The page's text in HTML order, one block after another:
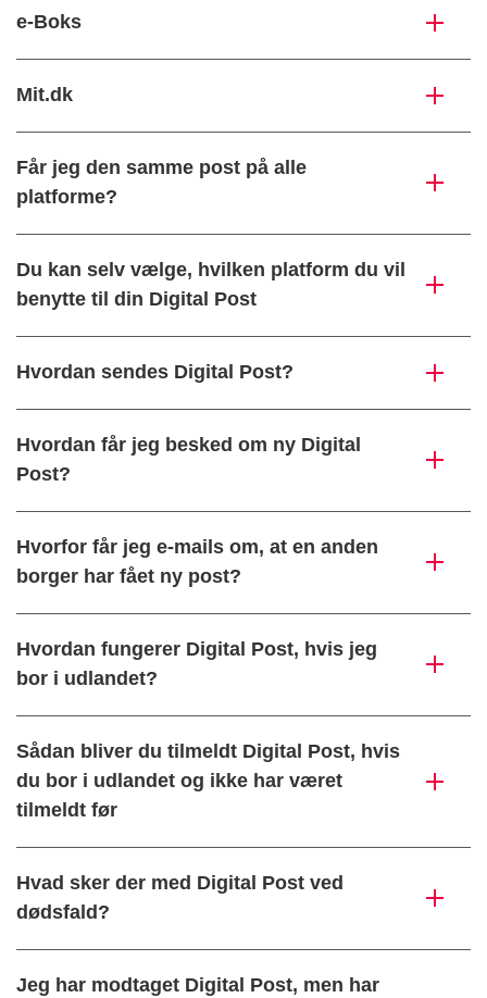
e-Boks
Mit.dk
Får jeg den samme post på alle
platforme?
Du kan selv vælge, hvilken platform du vil
benytte til din Digital Post
Hvordan sendes Digital Post?
Hvordan får jeg besked om ny Digital
Post?
Hvorfor får jeg e-mails om, at en anden
borger har fået ny post?
Hvordan fungerer Digital Post, hvis jeg
bor i udlandet?
Sådan bliver du tilmeldt Digital Post, hvis
du bor i udlandet og ikke har været
tilmeldt før
Hvad sker der med Digital Post ved
dødsfald?
Jeg har modtaget Digital Post, men har